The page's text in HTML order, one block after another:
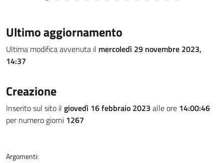
Ultimo aggiornamento
Ultima modifica avvenuta il mercoledì 29 novembre 2023,
14:37
Creazione
Inserito sul sito il giovedì 16 febbraio 2023 alle ore 14:00:46
per numero giorni 1267
Argomenti: